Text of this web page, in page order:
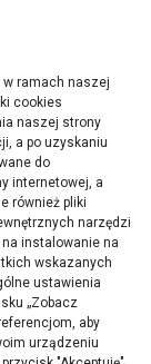
w ramach naszej
cookies
naszej strony
a po uzyskaniu
do
internetowej, a
również pliki
narzędzi
instalowanie na
wskazanych
ustawienia
„Zobacz
aby
urządzeniu
na prezent ręcznie
sport ubrania